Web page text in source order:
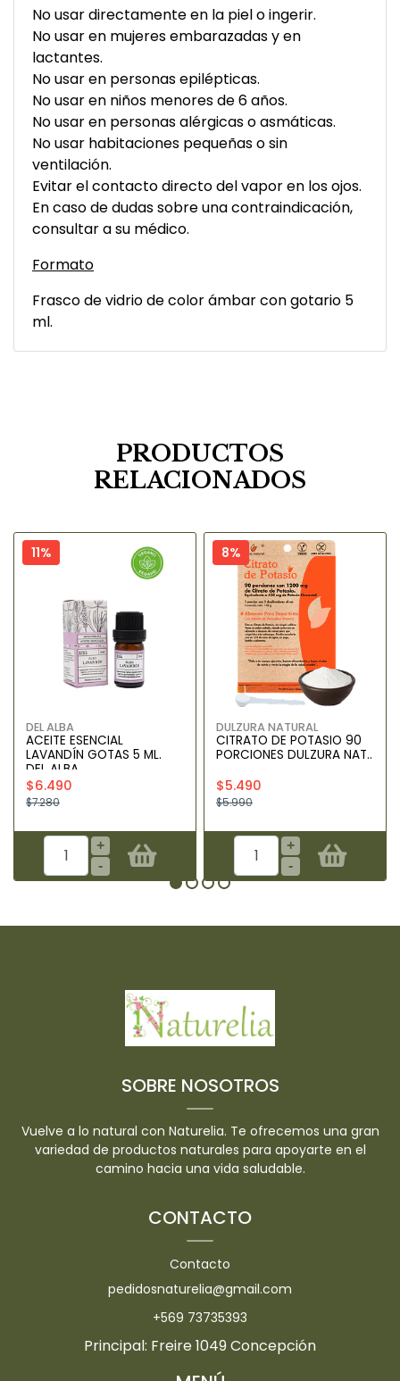
No usar directamente en la piel o ingerir.
No usar en mujeres embarazadas y en
lactantes.
No usar en personas epilépticas.
No usar en niños menores de 6 años.
No usar en personas alérgicas o asmáticas.
No usar habitaciones pequeñas o sin
ventilación.
Evitar el contacto directo del vapor en los ojos.
En caso de dudas sobre una contraindicación,
consultar a su médico.
Formato
Frasco de vidrio de color ámbar con gotario 5
ml.
PRODUCTOS
RELACIONADOS
11%
DEL ALBA
ACEITE ESENCIAL
LAVANDÍN GOTAS 5 ML.
DEL ALBA
$6.490
$7.280
+
-
8%
DULZURA NATURAL
CITRATO DE POTASIO 90
PORCIONES DULZURA NAT..
$5.490
$5.990
+
-
SOBRE NOSOTROS
Vuelve a lo natural con Naturelia. Te ofrecemos una gran
variedad de productos naturales para apoyarte en el
camino hacia una vida saludable.
CONTACTO
Contacto
pedidosnaturelia@gmail.com
+569 73735393
Principal: Freire 1049 Concepción